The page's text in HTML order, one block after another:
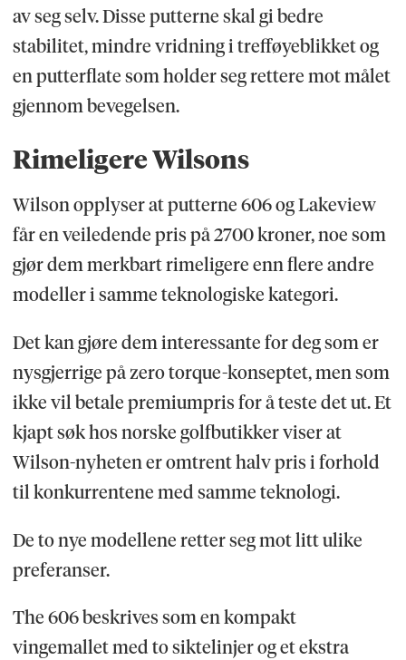
av seg selv. Disse putterne skal gi bedre
stabilitet, mindre vridning i trefføyeblikket og
en putterflate som holder seg rettere mot målet
gjennom bevegelsen.
Rimeligere Wilsons
Wilson opplyser at putterne 606 og Lakeview
får en veiledende pris på 2700 kroner, noe som
gjør dem merkbart rimeligere enn flere andre
modeller i samme teknologiske kategori.
Det kan gjøre dem interessante for deg som er
nysgjerrige på zero torque-konseptet, men som
ikke vil betale premiumpris for å teste det ut. Et
kjapt søk hos norske golfbutikker viser at
Wilson-nyheten er omtrent halv pris i forhold
til konkurrentene med samme teknologi.
De to nye modellene retter seg mot litt ulike
preferanser.
The 606 beskrives som en kompakt
vingemallet med to siktelinjer og et ekstra